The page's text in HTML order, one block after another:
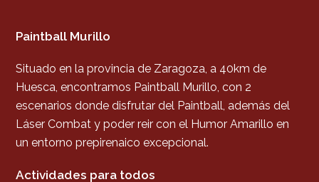
Paintball Murillo
Situado en la provincia de Zaragoza, a 40km de
Huesca, encontramos Paintball Murillo, con 2
escenarios donde disfrutar del Paintball, además del
Láser Combat y poder reir con el Humor Amarillo en
un entorno prepirenaico excepcional.
Actividades para todos